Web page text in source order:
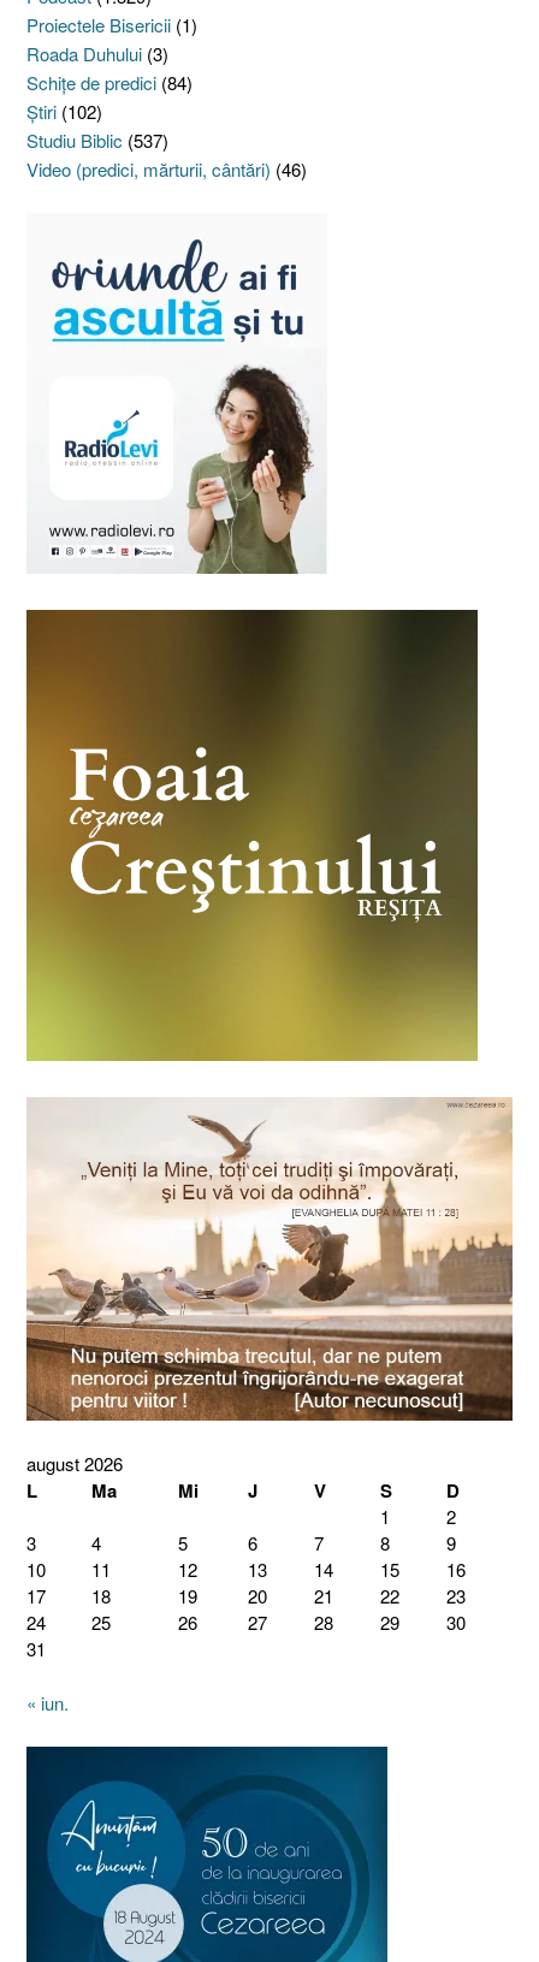
Proiectele Bisericii (1)
Roada Duhului (3)
Schiţe de predici (84)
Ştiri (102)
Studiu Biblic (537)
Video (predici, mărturii, cântări) (46)
august 2026
L Ma Mi J V S D
1
2
3
4 5 6 7 8
9
10
11 12 13 14 15
16
17
18 19 20 21 22
23
24
25 26 27 28 29
30
31
« iun.